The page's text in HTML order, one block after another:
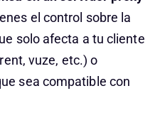
el control sobre la
solo afecta a tu cliente
vuze, etc.) o
sea compatible con